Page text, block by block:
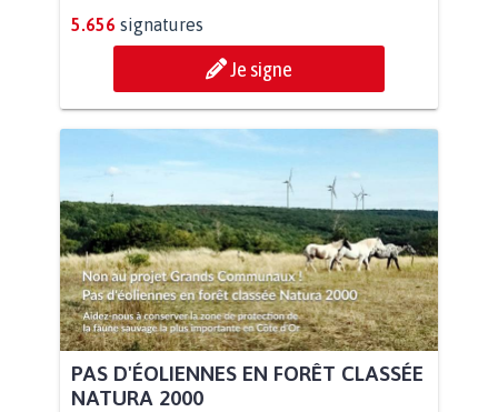
5.656 signatures
Je signe
PAS D'ÉOLIENNES EN FORÊT CLASSÉE
NATURA 2000